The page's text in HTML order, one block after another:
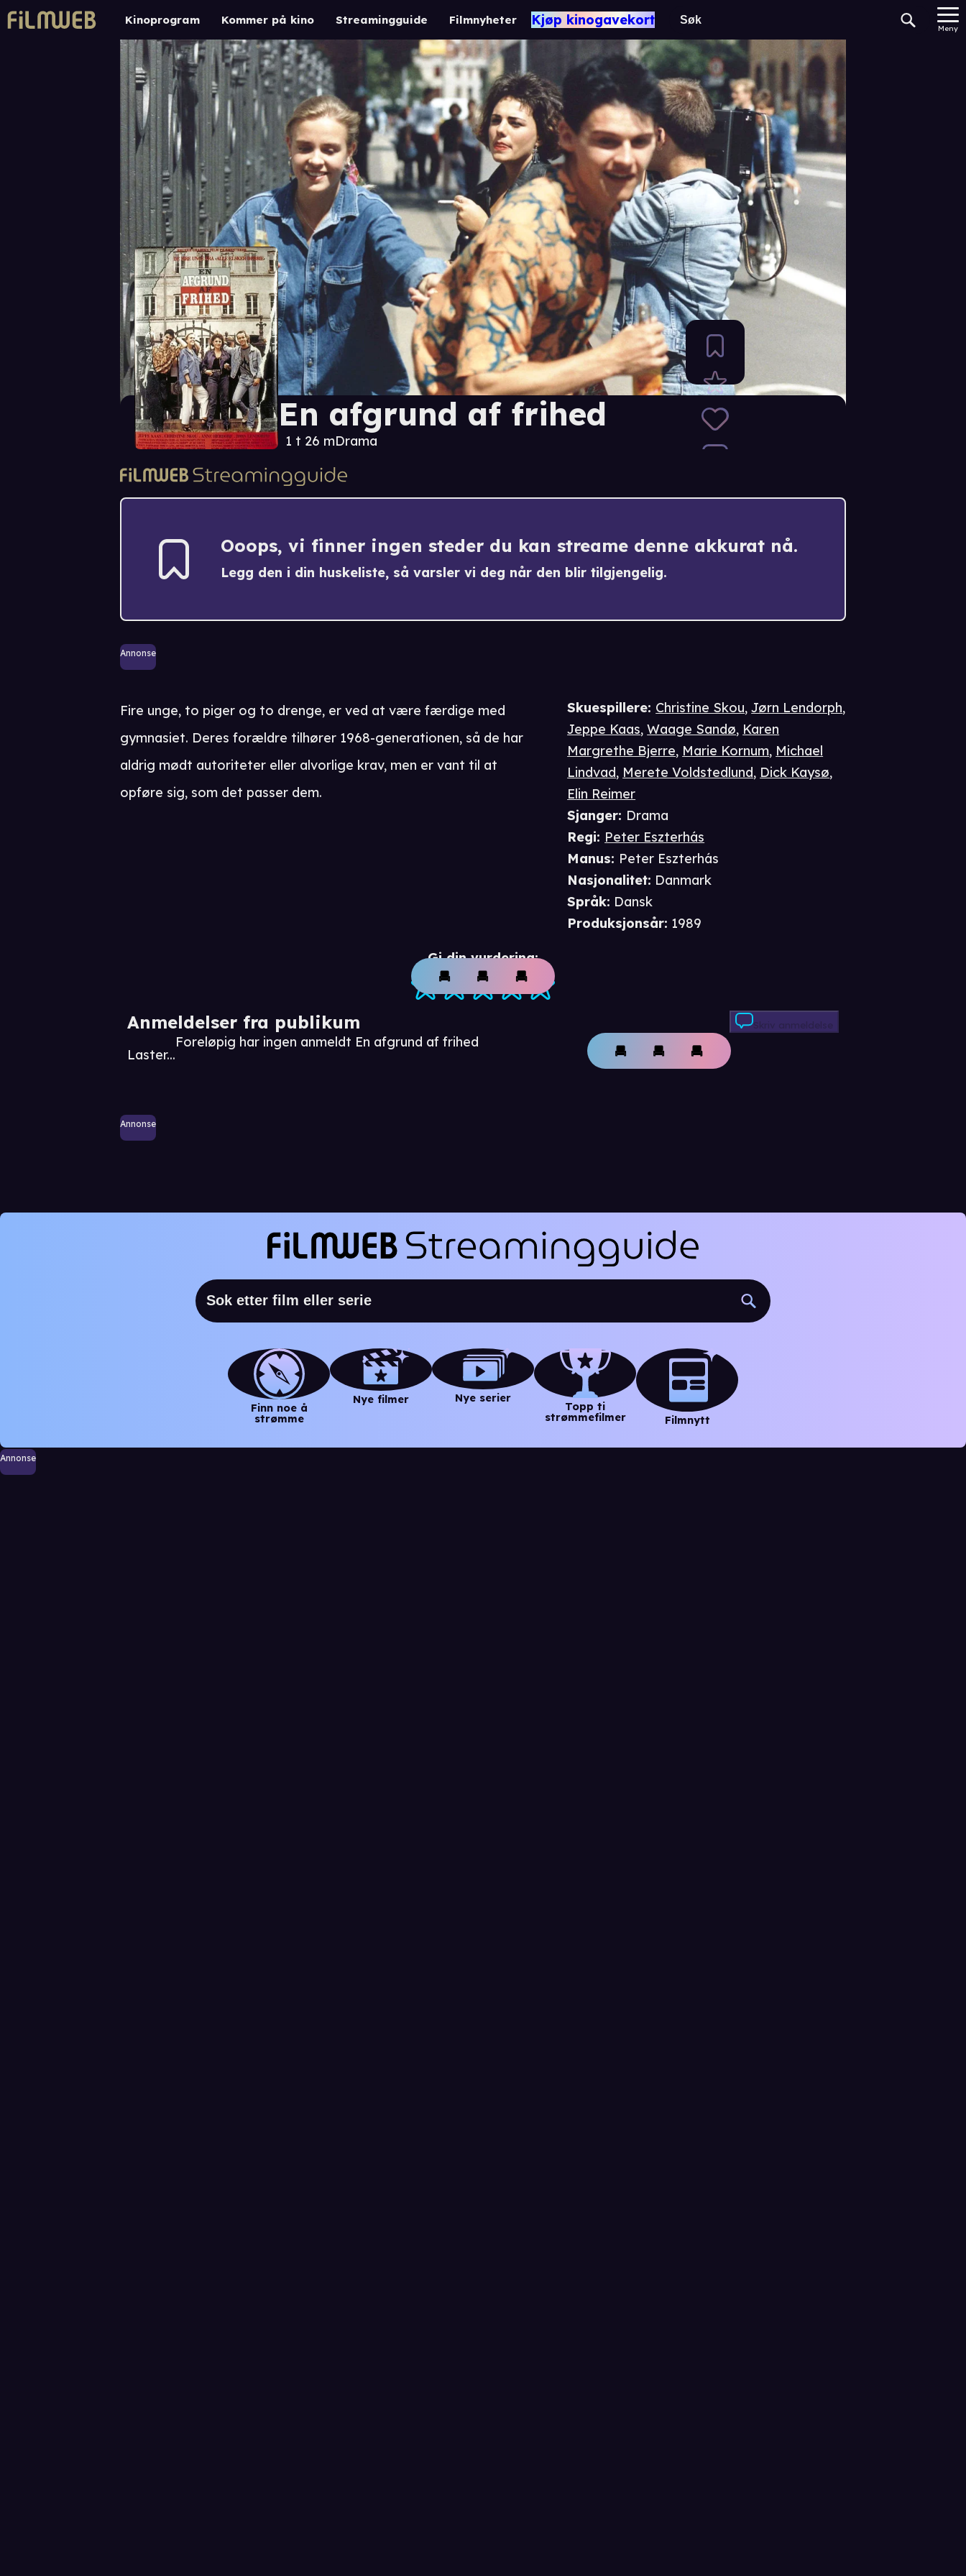
Kinoprogram Kommer på kino Streamingguide Filmnyheter Kjøp kinogavekort
Meny
En afgrund af frihed
1 t 26 mDrama
Ooops, vi finner ingen steder du kan streame denne akkurat nå.
Legg den i din huskeliste, så varsler vi deg når den blir tilgjengelig.
Annonse
Gi din vurdering:
Anmeldelser fra publikum
Laster...
Foreløpig har ingen anmeldt En afgrund af frihed
Skriv anmeldelse
Annonse
Skuespillere: Christine Skou,Jørn Lendorph,
Jeppe Kaas,Waage Sandø, Karen
Margrethe Bjerre, Marie Kornum, Michael
Lindvad, Merete Voldstedlund, Dick Kaysø,
Elin Reimer
Sjanger: Drama
Regi: Peter Eszterhás
Manus: Peter Eszterhás
Nasjonalitet: Danmark
Språk: Dansk
Produksjonsår: 1989
Fire unge, to piger og to drenge, er ved at være færdige med
gymnasiet. Deres forældre tilhører 1968-generationen, så de har
aldrig mødt autoriteter eller alvorlige krav, men er vant til at
opføre sig, som det passer dem.
Finn noe å
strømme
Nye filmer Nye serier
Topp ti
strømmefilmer
Filmnytt
Annonse